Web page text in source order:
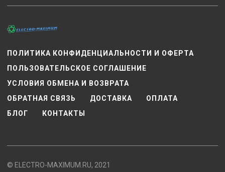
ПОЛИТИКА КОНФИДЕНЦИАЛЬНОСТИ И ОФЕРТА
ПОЛЬЗОВАТЕЛЬСКОЕ СОГЛАШЕНИЕ
УСЛОВИЯ ОБМЕНА И ВОЗВРАТА
ОБРАТНАЯ СВЯЗЬ
ДОСТАВКА
ОПЛАТА
БЛОГ
КОНТАКТЫ
© ELECTRO-MAXIMUM.RU, 2021